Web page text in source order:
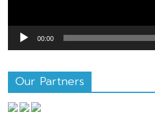
00:00
Our Partners